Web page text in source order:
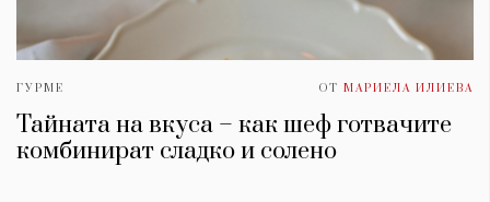
ГУРМЕ ОТ МАРИЕЛА ИЛИЕВА
Тайната на вкуса – как шеф готвачите
комбинират сладко и солено